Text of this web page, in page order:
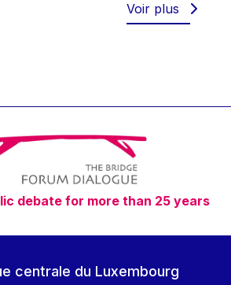
Radcliffe
Skouris
da Silva Caldeira
Voir plus
debate for more than 25 years
centrale du Luxembourg